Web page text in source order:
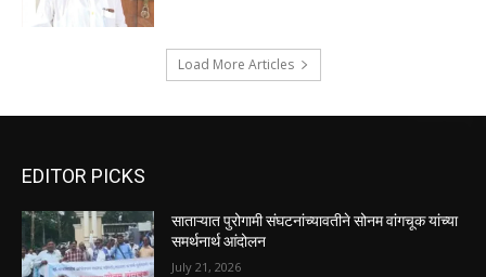
Load More Articles
EDITOR PICKS
साताऱ्यात पुरोगामी संघटनांच्यावतीने सोनम वांगचूक यांच्या
समर्थनार्थ आंदोलन
July 21, 2026